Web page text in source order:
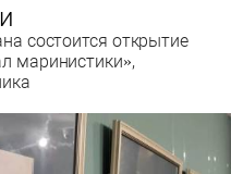
состоится открытие
маринистики»,